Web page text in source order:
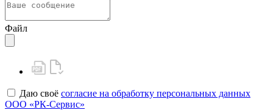
Файл
Даю своё согласие на обработку персональных данных
ООО «РК-Сервис»